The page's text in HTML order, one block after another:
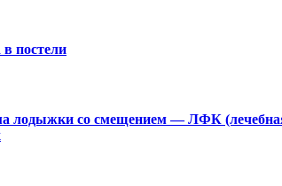
постели
лодыжки со смещением — ЛФК